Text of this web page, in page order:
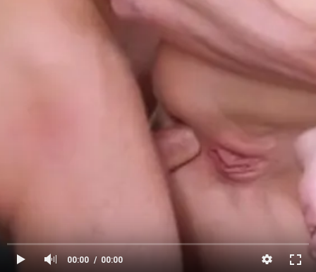
00:00 00:00